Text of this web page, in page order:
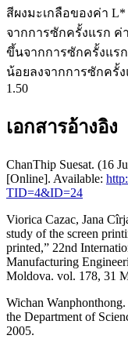
สีผงมะเกลือของค่า
จากการซักครั้งแรก ค่
ขึ้นจากการซักครั้งแร
น้อยลงจากการซักครั้
1.50
เอกสารอ้างอิง
ChanThip Suesat. (16
[Online]. Available:
TID=4&ID=24
Viorica Cazac, Jana
study of the screen
printed,” 22nd
Manufacturing
Moldova. vol. 178, 31
Wichan
the Department of
2005.